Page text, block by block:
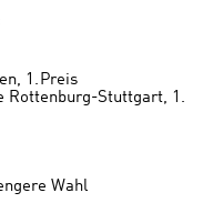
1. Preis
Rottenburg-Stuttgart, 1.
Wahl